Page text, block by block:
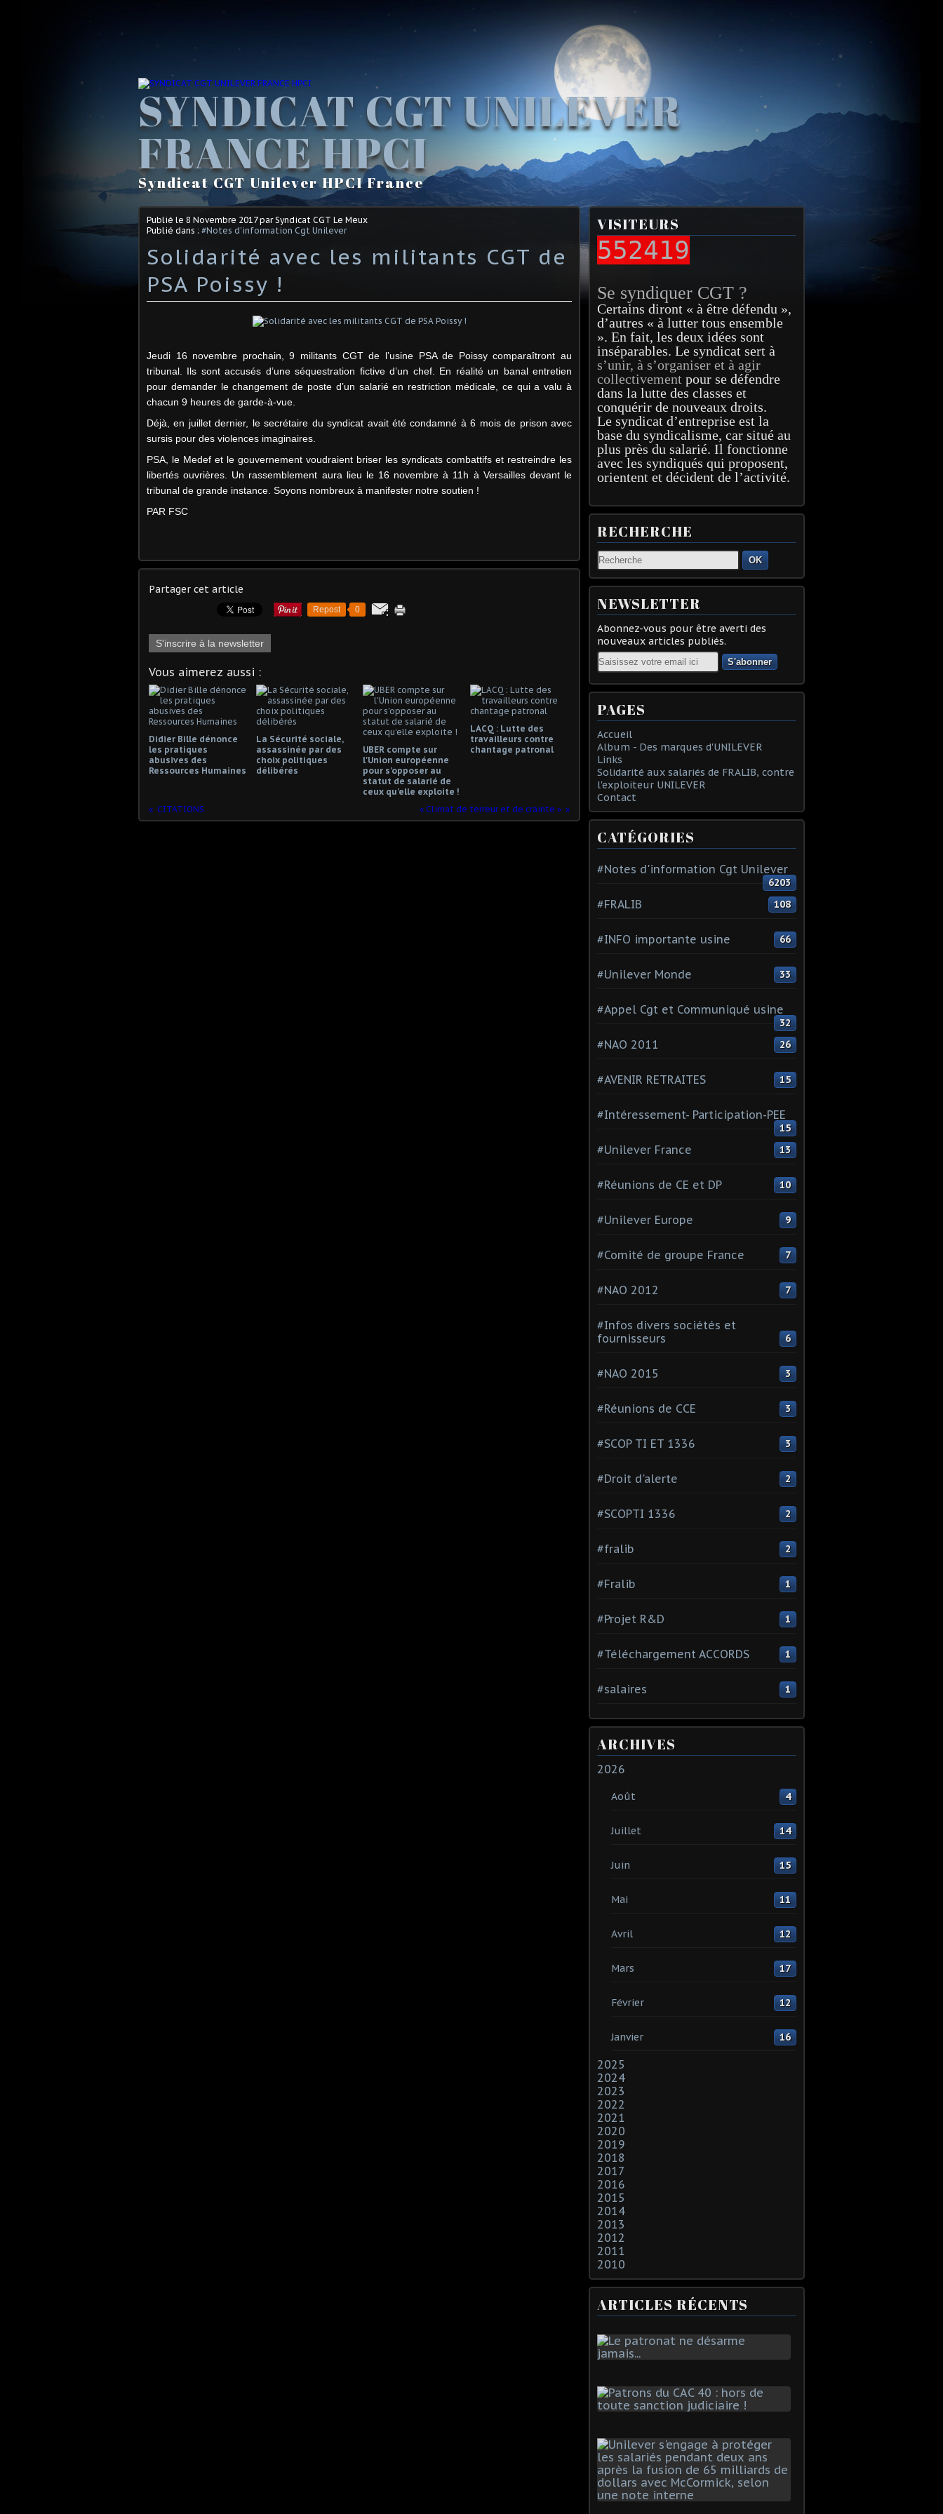
SYNDICAT CGT UNILEVER
FRANCE HPCI
Syndicat CGT Unilever HPCI France
Publié le 8 Novembre 2017par Syndicat CGT Le Meux
Publié dans : #Notes d'information Cgt Unilever
Solidarité avec les militants CGT de
PSA Poissy !
Jeudi 16 novembre prochain, 9 militants CGT de l’usine PSA de Poissy comparaîtront au
tribunal. Ils sont accusés d’une séquestration fictive d’un chef. En réalité un banal entretien
pour demander le changement de poste d’un salarié en restriction médicale, ce qui a valu à
chacun 9 heures de garde-à-vue.
Déjà, en juillet dernier, le secrétaire du syndicat avait été condamné à 6 mois de prison avec
sursis pour des violences imaginaires.
PSA, le Medef et le gouvernement voudraient briser les syndicats combattifs et restreindre les
libertés ouvrières. Un rassemblement aura lieu le 16 novembre à 11h à Versailles devant le
tribunal de grande instance. Soyons nombreux à manifester notre soutien !
PAR FSC
Partager cet article
Repost 0
S'inscrire à la newsletter
Vous aimerez aussi :
Didier Bille dénonce
les pratiques
abusives des
Ressources Humaines
La Sécurité sociale,
assassinée par des
choix politiques
délibérés
UBER compte sur
l'Union européenne
pour s'opposer au
statut de salarié de
ceux qu'elle exploite !
LACQ : Lutte des
travailleurs contre
chantage patronal
CITATIONS « Climat de terreur et de crainte »
VISITEURS
552419
Se syndiquer CGT ?
Certains diront « à être défendu »,
d’autres « à lutter tous ensemble
». En fait, les deux idées sont
inséparables. Le syndicat sert à
s’unir, à s’organiser et à agir
collectivement pour se défendre
dans la lutte des classes et
conquérir de nouveaux droits.
Le syndicat d’entreprise est la
base du syndicalisme, car situé au
plus près du salarié. Il fonctionne
avec les syndiqués qui proposent,
orientent et décident de l’activité.
RECHERCHE
OK
NEWSLETTER
Abonnez-vous pour être averti des
nouveaux articles publiés.
Email
PAGES
Accueil
Album - Des marques d'UNILEVER
Links
Solidarité aux salariés de FRALIB, contre
l'exploiteur UNILEVER
Contact
CATÉGORIES
#Notes d'information Cgt Unilever
6203
#FRALIB 108
#INFO importante usine 66
#Unilever Monde 33
#Appel Cgt et Communiqué usine
32
#NAO 2011 26
#AVENIR RETRAITES 15
#Intéressement- Participation-PEE
15
#Unilever France 13
#Réunions de CE et DP 10
#Unilever Europe 9
#Comité de groupe France 7
#NAO 2012 7
#Infos divers sociétés et
fournisseurs
6
#NAO 2015 3
#Réunions de CCE 3
#SCOP TI ET 1336 3
#Droit d'alerte 2
#SCOPTI 1336 2
#fralib 2
#Fralib 1
#Projet R&D 1
#Téléchargement ACCORDS 1
#salaires 1
ARCHIVES
2026
Août 4
Juillet 14
Juin 15
Mai 11
Avril 12
Mars 17
Février 12
Janvier 16
2025
2024
2023
2022
2021
2020
2019
2018
2017
2016
2015
2014
2013
2012
2011
2010
ARTICLES RÉCENTS